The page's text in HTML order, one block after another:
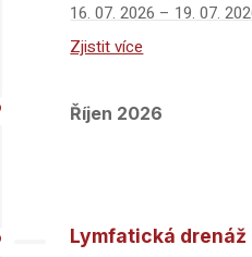
16. 07. 2026 – 19. 07.
Zjistit více
Říjen 2026
Lymfatická